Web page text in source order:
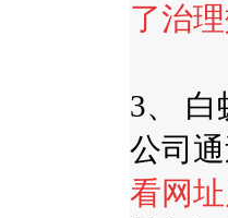
了治理
3、 白
公司
看网